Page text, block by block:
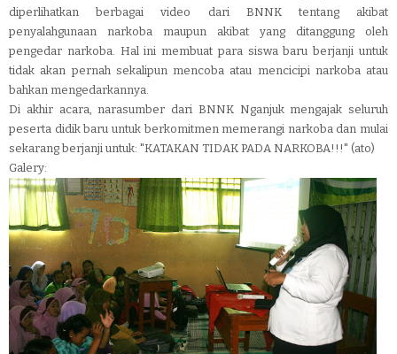
diperlihatkan berbagai video dari BNNK tentang akibat
penyalahgunaan narkoba maupun akibat yang ditanggung oleh
pengedar narkoba. Hal ini membuat para siswa baru berjanji untuk
tidak akan pernah sekalipun mencoba atau mencicipi narkoba atau
bahkan mengedarkannya.
Di akhir acara, narasumber dari BNNK Nganjuk mengajak seluruh
peserta didik baru untuk berkomitmen memerangi narkoba dan mulai
sekarang berjanji untuk: "KATAKAN TIDAK PADA NARKOBA!!!" (ato)
Galery: